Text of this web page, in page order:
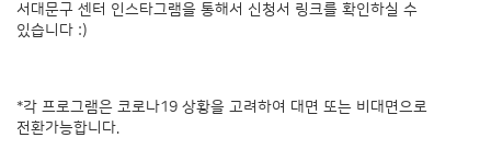
서대문구 센터 인스타그램을 통해서 신청서 링크를 확인하실 수
있습니다 :)
*각 프로그램은 코로나19 상황을 고려하여 대면 또는 비대면으로
전환가능합니다.